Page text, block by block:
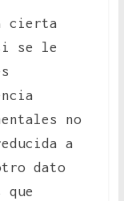
cierta
se le
no
a
dato